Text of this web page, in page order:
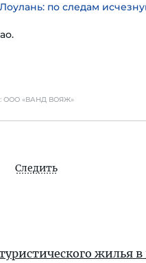
по следам
ООО «ВАНД ВОЯЖ»
Следить
жилья